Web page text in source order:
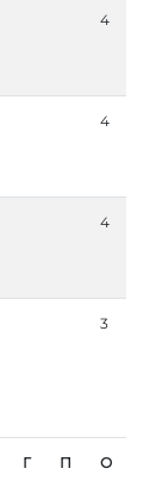
4
4
4
3
Г П О